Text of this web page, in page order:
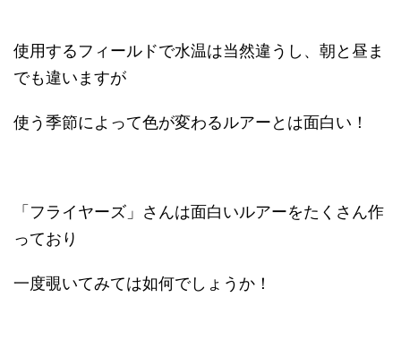
使用するフィールドで水温は当然違うし、朝と昼ま
でも違いますが
使う季節によって色が変わるルアーとは面白い！
「フライヤーズ」さんは面白いルアーをたくさん作
っており
一度覗いてみては如何でしょうか！